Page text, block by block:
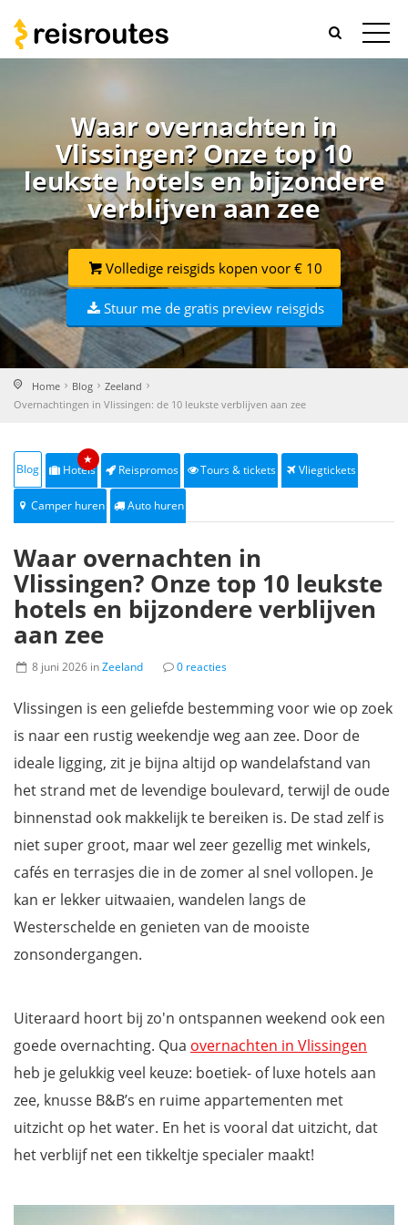
Waar overnachten in
Vlissingen? Onze top 10
leukste hotels en bijzondere
verblijven aan zee
Volledige reisgids kopen voor € 10
Stuur me de gratis preview reisgids
Home Blog
Zeeland
Overnachtingen in Vlissingen: de 10 leukste verblijven aan zee
Blog Hotels
★
Reispromos Tours & tickets Vliegtickets
Camper huren Auto huren
Waar overnachten in
Vlissingen? Onze top 10 leukste
hotels en bijzondere verblijven
aan zee
8 juni 2026 inZeeland 0 reacties
Vlissingen is een geliefde bestemming voor wie op zoek
is naar een rustig weekendje weg aan zee. Door de
ideale ligging, zit je bijna altijd op wandelafstand van
het strand met de levendige boulevard, terwijl de oude
binnenstad ook makkelijk te bereiken is. De stad zelf is
niet super groot, maar wel zeer gezellig met winkels,
cafés en terrasjes die in de zomer al snel vollopen. Je
kan er lekker uitwaaien, wandelen langs de
Westerschelde en genieten van de mooiste
zonsondergangen.
Uiteraard hoort bij zo'n ontspannen weekend ook een
goede overnachting. Qua overnachten in Vlissingen
heb je gelukkig veel keuze: boetiek- of luxe hotels aan
zee, knusse B&B’s en ruime appartementen met
uitzicht op het water. En het is vooral dat uitzicht, dat
het verblijf net een tikkeltje specialer maakt!